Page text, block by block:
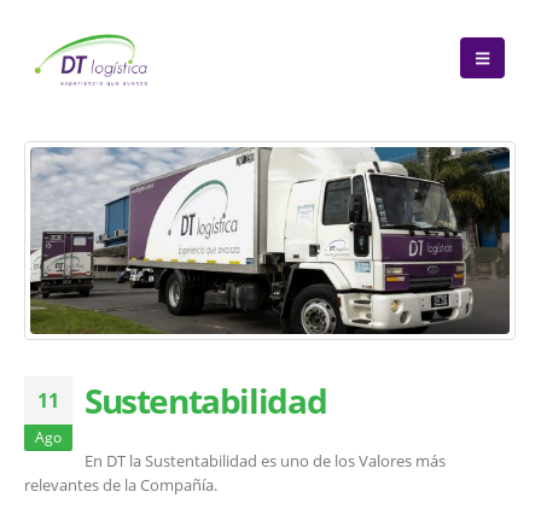
11
Ago
Sustentabilidad
En DT la Sustentabilidad es uno de los Valores más
relevantes de la Compañía.